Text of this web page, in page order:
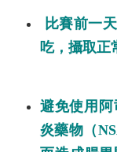
比賽前一
吃，攝取正
避免使用
炎藥物（